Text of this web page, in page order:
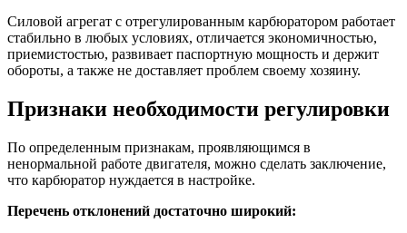
Силовой агрегат с отрегулированным карбюратором работает
стабильно в любых условиях, отличается экономичностью,
приемистостью, развивает паспортную мощность и держит
обороты, а также не доставляет проблем своему хозяину.
Признаки необходимости регулировки
По определенным признакам, проявляющимся в
ненормальной работе двигателя, можно сделать заключение,
что карбюратор нуждается в настройке.
Перечень отклонений достаточно широкий: